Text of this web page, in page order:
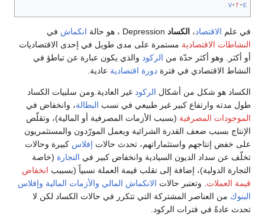
v t e
في علم الاقتصاد، الكساد انكماش في
النشاطات الاقتصادية مستمرة على مدى طويل في إحدى الاقتصاديات
أو أكثر. وهو أكثر حدّة من الركود والذي يكون عبارة عن تباطؤ في
النشاط الاقتصادي في فترة دورة اقتصادية عادية.
الكساد هو شكل من أشكال الركود غير العادية.ومن سلبيات الكساد
طول مدته وارتفاع كبير غير طبيعي في نسب البطالة، وانخفاض في
الموجودات المصرفية (بسبب الأزمات المصرفية أو المالية)، وتقلّص
الإنتاج بسبب ضعف القدرة الشرائية ويعمل المورّدون والمستثمريون
على خفض إنتاجهم واستثماراتهم، تحدث حالات إفلاس كبيرة وحالات
تخلّف عن سداد الديون السيادية وانخفاض كبير في التجارة (خاصة
التجارة الدولية)، إضافة إلى تقلب قيمة العملة نسبياً (بسببب انخفاض
قيمة العملات . وتعتبر حالات الانكماش المالي والأزمات المالية وإفلاس
البنوك من العناصر المشتركة التي تتكرر في حالات الكساد لكن لا
تحدث عادةً في فترات الركود.